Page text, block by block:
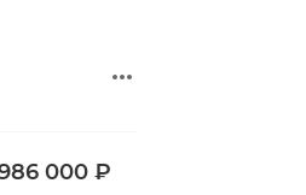
000 ₽